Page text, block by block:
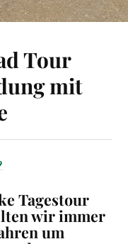
Tour
mit
Tagestour
wir immer
um